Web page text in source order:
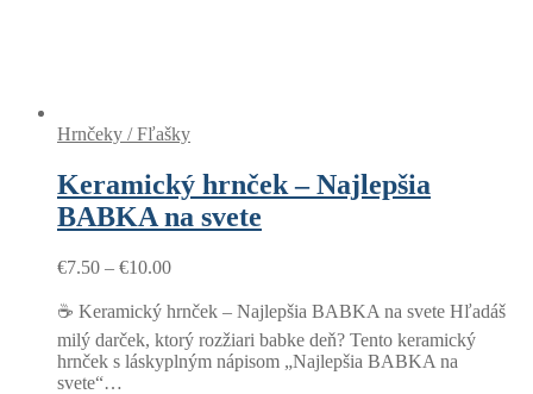
Hrnčeky / Fľašky
Keramický hrnček – Najlepšia
BABKA na svete
€7.50 – €10.00Price
€7.50
through
€10.00
☕ Keramický hrnček – Najlepšia BABKA na svete Hľadáš
milý darček, ktorý rozžiari babke deň? Tento keramický
hrnček s láskyplným nápisom „Najlepšia BABKA na
svete“…